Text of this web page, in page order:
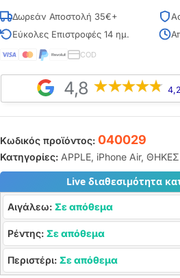
Δωρεάν Αποστολή 35€+
Εύκολες Επιστροφές 14 ημ.
COD
4,8
Κωδικός προϊόντος: 040029
Κατηγορίες: APPLE, iPhone Air,
Live διαθεσιμότητα
Αιγάλεω: Σε απόθεμα
Ρέντης: Σε απόθεμα
Περιστέρι: Σε απόθεμα